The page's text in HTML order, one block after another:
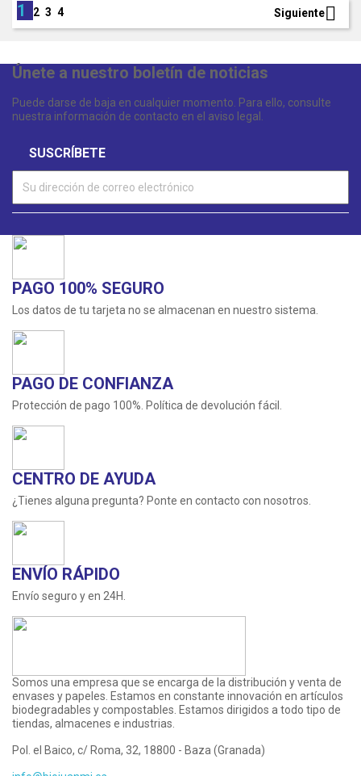
1 2 3 4 Siguiente
Únete a nuestro boletín de noticias
Puede darse de baja en cualquier momento. Para ello, consulte
nuestra información de contacto en el aviso legal.
PAGO 100% SEGURO
Los datos de tu tarjeta no se almacenan en nuestro sistema.
PAGO DE CONFIANZA
Protección de pago 100%. Política de devolución fácil.
CENTRO DE AYUDA
¿Tienes alguna pregunta? Ponte en contacto con nosotros.
ENVÍO RÁPIDO
Envío seguro y en 24H.
Somos una empresa que se encarga de la distribución y venta de
envases y papeles. Estamos en constante innovación en artículos
biodegradables y compostables. Estamos dirigidos a todo tipo de
tiendas, almacenes e industrias.
Pol. el Baico, c/ Roma, 32, 18800 - Baza (Granada)